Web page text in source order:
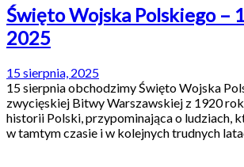
Święto Wojska Polskiego –
2025
15 sierpnia, 2025
15 sierpnia obchodzimy Święto Wojska
zwycięskiej Bitwy Warszawskiej z 1920
historii Polski, przypominająca o ludziach,
w tamtym czasie i w kolejnych trudnych